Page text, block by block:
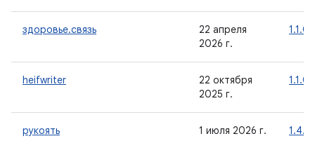
здоровье.связь
22 апреля
2026 г.
1.1.0
heifwriter
22 октября
2025 г.
1.1.0
рукоять 1 июля 2026 г. 1.4.0